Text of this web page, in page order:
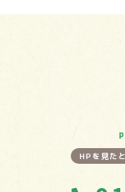
HPを見た